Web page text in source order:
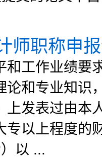
师职称申
和工作业绩要
论和专业知识
上发表过由本
专以上程度的
以 ...